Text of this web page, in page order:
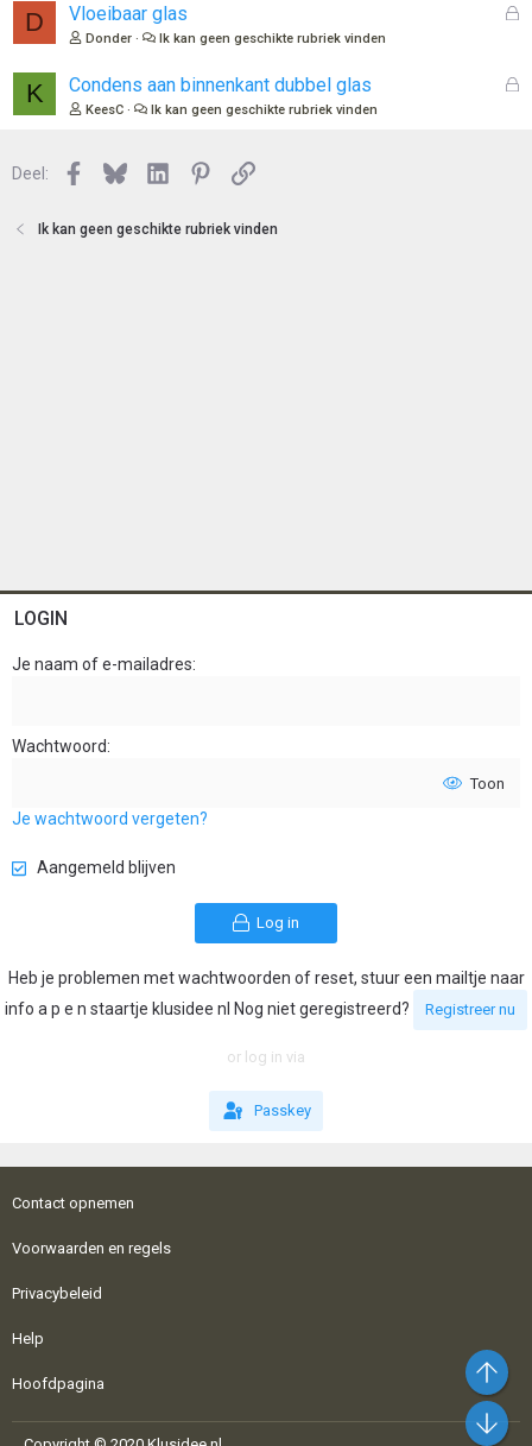
n
n
D
G
Vloeibaar glas
Donder Ik kan geen geschikte rubriek vinden
K
G
Condens aan binnenkant dubbel glas
KeesC Ik kan geen geschikte rubriek vinden
Deel: Facebook
BlueskyLinkedInPinterest
Link
Ik kan geen geschikte rubriek vinden
LOGIN
Je naam of e-mailadres
Wachtwoord
Toon
Je wachtwoord vergeten?
Aangemeld blijven
Log in
Heb je problemen met wachtwoorden of reset, stuur een mailtje naar
info a p e n staartje klusidee nl Nog niet geregistreerd?
Registreer nu
or log in via
Passkey
Contact opnemen
Voorwaarden en regels
Privacybeleid
Help
Hoofdpagina